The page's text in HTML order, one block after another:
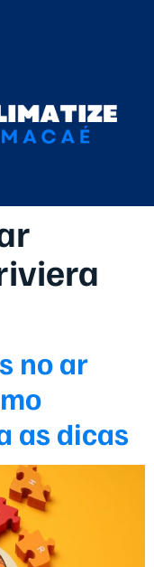
no ar
as dicas